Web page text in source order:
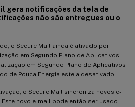
gera notificações da tela de
não são entregues ou o
o Secure Mail ainda é ativado por
em Segundo Plano de Aplicativos
em Segundo Plano de Aplicativos
de Pouca Energia esteja desativado.
o Secure Mail sincroniza novos e-
novo e-mail pode então ser usado